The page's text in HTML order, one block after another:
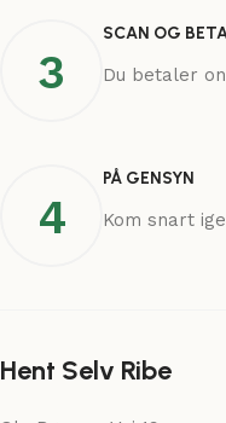
3
SCAN OG
Du betaler
4
PÅ GENSYN
Kom snart
Hent Selv Ribe